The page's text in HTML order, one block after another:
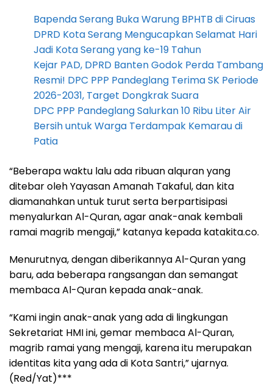
Bapenda Serang Buka Warung BPHTB di Ciruas
DPRD Kota Serang Mengucapkan Selamat Hari
Jadi Kota Serang yang ke-19 Tahun
Kejar PAD, DPRD Banten Godok Perda Tambang
Resmi! DPC PPP Pandeglang Terima SK Periode
2026-2031, Target Dongkrak Suara
DPC PPP Pandeglang Salurkan 10 Ribu Liter Air
Bersih untuk Warga Terdampak Kemarau di
Patia
“Beberapa waktu lalu ada ribuan alquran yang
ditebar oleh Yayasan Amanah Takaful, dan kita
diamanahkan untuk turut serta berpartisipasi
menyalurkan Al-Quran, agar anak-anak kembali
ramai magrib mengaji,” katanya kepada katakita.co.
Menurutnya, dengan diberikannya Al-Quran yang
baru, ada beberapa rangsangan dan semangat
membaca Al-Quran kepada anak-anak.
“Kami ingin anak-anak yang ada di lingkungan
Sekretariat HMI ini, gemar membaca Al-Quran,
magrib ramai yang mengaji, karena itu merupakan
identitas kita yang ada di Kota Santri,” ujarnya.
(Red/Yat)***